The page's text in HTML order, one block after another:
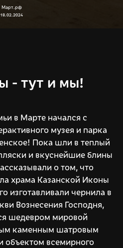
Март.рф
18.02.2024
- тут и мы!
в Марте начался с
музея и парка
Пока шли в теплый
и вкуснейшие блины
о том, что
храма Казанской Иконы
изготавливали чернила в
Вознесения Господня,
шедевром мировой
каменным шатровым
объектом всемирного